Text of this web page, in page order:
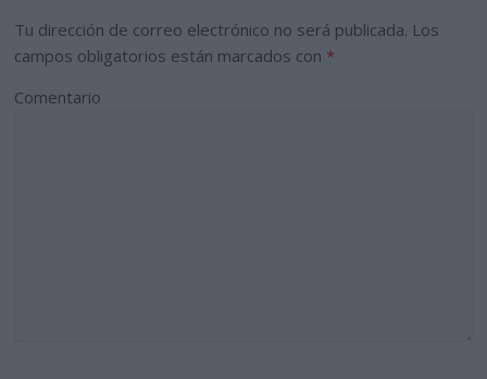
Tu dirección de correo electrónico no será publicada. Los
campos obligatorios están marcados con *
Comentario